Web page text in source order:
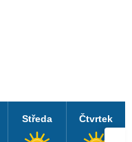
Středa Čtvrtek